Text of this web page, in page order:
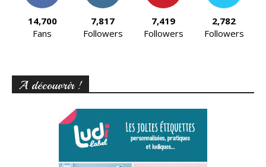
14,700
Fans
7,817
Followers
7,419
Followers
2,782
Followers
A découvrir !